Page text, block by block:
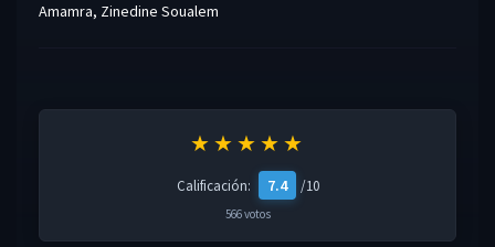
Amamra, Zinedine Soualem
★★★★★
Calificación: 7.4 /10
566 votos